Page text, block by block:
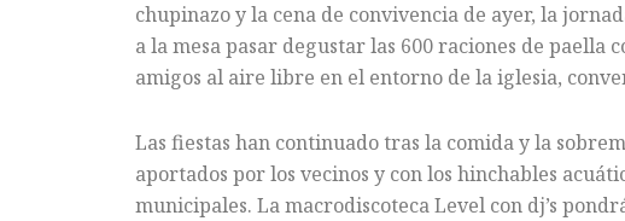
chupinazo y la cena de convivencia de ayer, la
a la mesa pasar degustar las 600 raciones de
amigos al aire libre en el entorno de la iglesia,
Las fiestas han continuado tras la comida y la
aportados por los vecinos y con los hinchables
municipales. La macrodiscoteca Level con dj’s